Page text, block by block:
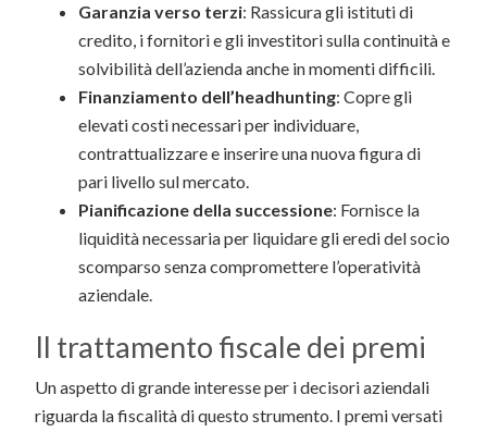
Garanzia verso terzi: Rassicura gli istituti di
credito, i fornitori e gli investitori sulla continuità e
solvibilità dell’azienda anche in momenti difficili.
Finanziamento dell’headhunting: Copre gli
elevati costi necessari per individuare,
contrattualizzare e inserire una nuova figura di
pari livello sul mercato.
Pianificazione della successione: Fornisce la
liquidità necessaria per liquidare gli eredi del socio
scomparso senza compromettere l’operatività
aziendale.
Il trattamento fiscale dei premi
Un aspetto di grande interesse per i decisori aziendali
riguarda la fiscalità di questo strumento. I premi versati